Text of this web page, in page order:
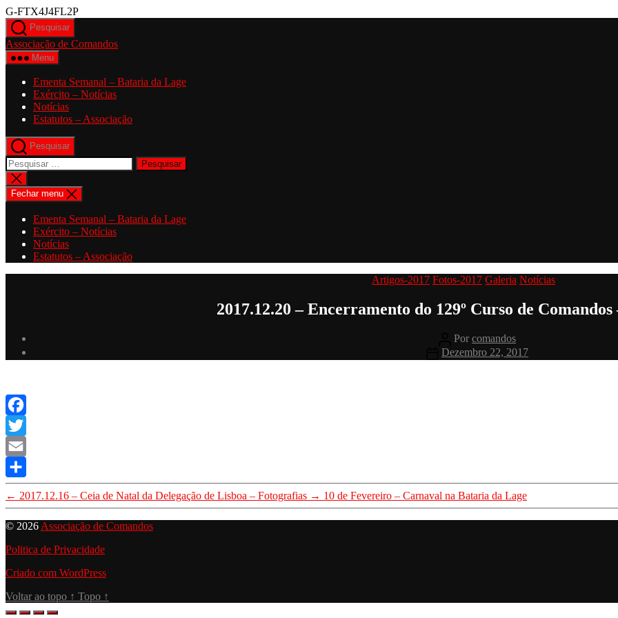
G-FTX4J4FL2PSaltar
conteúdo
Pesquisar
Associação de Comandos
Menu
Ementa Semanal – Bataria da Lage
Exército – Notícias
Notícias
Estatutos – Associação
Pesquisar
Pesquisar
por:
Fechar
pesquisa
Fechar menu
Ementa Semanal – Bataria da Lage
Exército – Notícias
Notícias
Estatutos – Associação
Categorias
Artigos-2017 Fotos-2017 Galeria Notícias
2017.12.20 – Encerramento do 129º Curso de
Autor
do
artigo
Por comandos
Data
do
Dezembro 22, 2017
Facebook
Twitter
Email
Share
← 2017.12.16 – Ceia de Natal da Delegação de Lisboa – Fotografias → 10 de Fevereiro – Carnaval na Bataria da Lage
© 2026 Associação de Comandos
Politica de Privacidade
Criado com WordPress
Voltar ao topo ↑ Topo ↑